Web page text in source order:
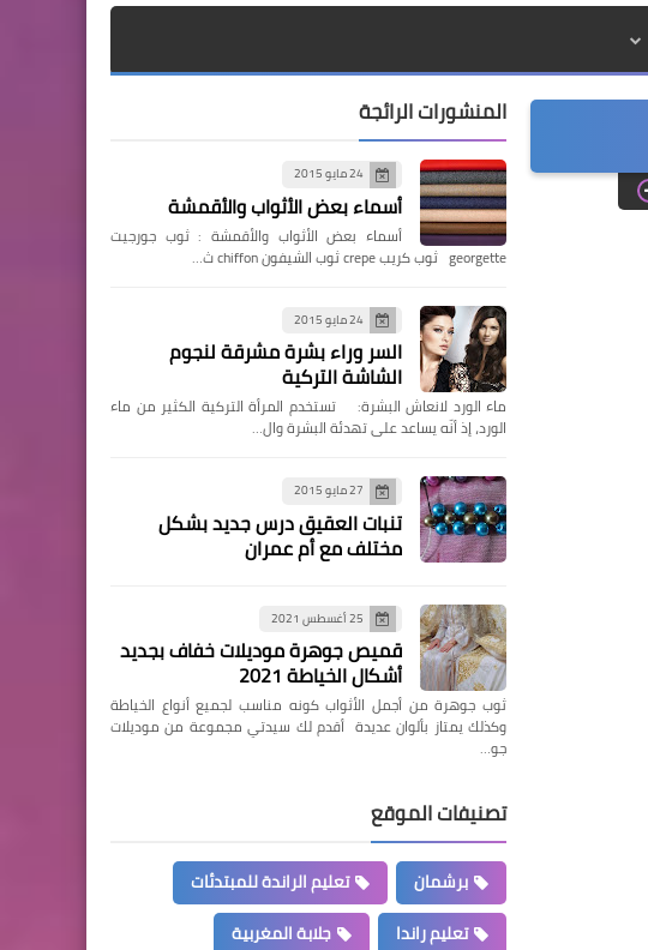
المنشورات الرائجة
24 مايو 2015
أسماء بعض الأثواب والأقمشة
أسماء بعض الأثواب والأقمشة : ثوب جورجيت
georgette ثوب كريب crepe ثوب الشيفون chiffon ث…
24 مايو 2015
السر وراء بشرة مشرقة لنجوم
الشاشة التركية
ماء الورد لانعاش البشرة: تستخدم المرأة التركية الكثير من ماء
الورد، إذ أنّه يساعد على تهدئة البشرة وال…
27 مايو 2015
تنبات العقيق درس جديد بشكل
مختلف مع أم عمران
25 أغسطس 2021
قميص جوهرة موديلات خفاف بجديد
أشكال الخياطة 2021
ثوب جوهرة من أجمل الأثواب كونه مناسب لجميع أنواع الخياطة
وكذلك يمتاز بألوان عديدة أقدم لك سيدتي مجموعة من موديلات
جو…
تصنيفات الموقع
برشمان
تعليم الراندة للمبتدئات
تعليم راندا
جلابة المغربية